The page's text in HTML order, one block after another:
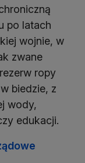
po latach
wojnie, w
zwane
ropy
biedzie, z
wody,
edukacji.